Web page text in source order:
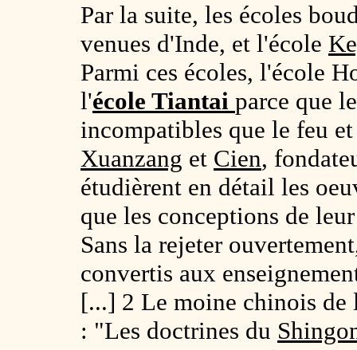
Par la suite, les écoles
venues d'Inde, et l'école
Parmi ces écoles, l'école
l'école Tiantai parce que
incompatibles que le feu
Xuanzang et Cien,
étudièrent en détail les
que les conceptions de
Sans la rejeter
convertis aux
[...] 2 Le moine chinois de
: "Les doctrines du